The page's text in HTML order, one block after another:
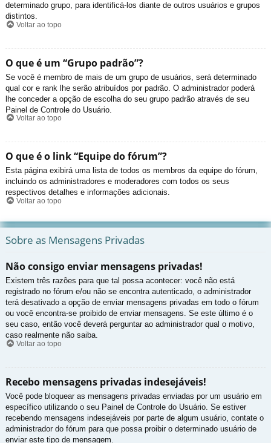
determinado grupo, para identificá-los diante de outros usuários e grupos
distintos.
Voltar ao topo
O que é um “Grupo padrão”?
Se você é membro de mais de um grupo de usuários, será determinado
qual cor e rank lhe serão atribuídos por padrão. O administrador poderá
lhe conceder a opção de escolha do seu grupo padrão através de seu
Painel de Controle do Usuário.
Voltar ao topo
O que é o link “Equipe do fórum”?
Esta página exibirá uma lista de todos os membros da equipe do fórum,
incluindo os administradores e moderadores com todos os seus
respectivos detalhes e informações adicionais.
Voltar ao topo
Sobre as Mensagens Privadas
Não consigo enviar mensagens privadas!
Existem três razões para que tal possa acontecer: você não está
registrado no fórum e/ou não se encontra autenticado, o administrador
terá desativado a opção de enviar mensagens privadas em todo o fórum
ou você encontra-se proibido de enviar mensagens. Se este último é o
seu caso, então você deverá perguntar ao administrador qual o motivo,
caso realmente não saiba.
Voltar ao topo
Recebo mensagens privadas indesejáveis!
Você pode bloquear as mensagens privadas enviadas por um usuário em
específico utilizando o seu Painel de Controle do Usuário. Se estiver
recebendo mensagens indesejáveis por parte de algum usuário, contate o
administrador do fórum para que possa proibir o determinado usuário de
enviar este tipo de mensagem.